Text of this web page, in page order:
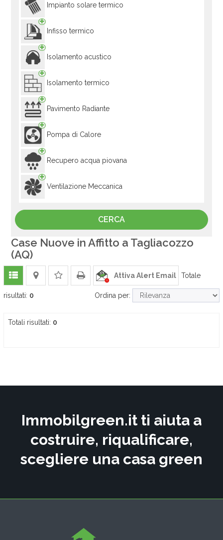
Impianto solare termico
Infisso termico
Isolamento acustico
Isolamento termico
Pavimento Radiante
Pompa di Calore
Recupero acqua piovana
Ventilazione Meccanica
Case Nuove in Affitto a Tagliacozzo
(AQ)
Attiva Alert Email Totale
risultati: 0 Ordina per:
Totali risultati: 0
Immobilgreen.it ti aiuta a
costruire, riqualificare,
scegliere una casa green